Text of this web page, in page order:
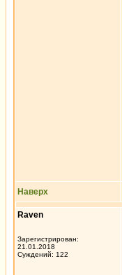
Наверх
Raven
Зарегистрирован:
21.01.2018
Суждений: 122